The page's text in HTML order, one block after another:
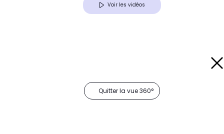
Voir les vidéos
Quitter la vue 360°